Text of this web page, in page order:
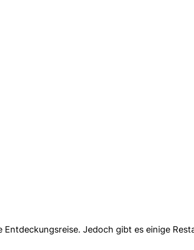
Entdeckungsreise. Jedoch gibt es einige